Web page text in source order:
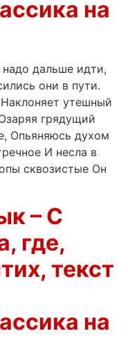
на
дальше идти,
они в пути.
утешный
грядущий
Опьяняюсь духом
И несла в
сквозистые Он
– С
где,
текст
на